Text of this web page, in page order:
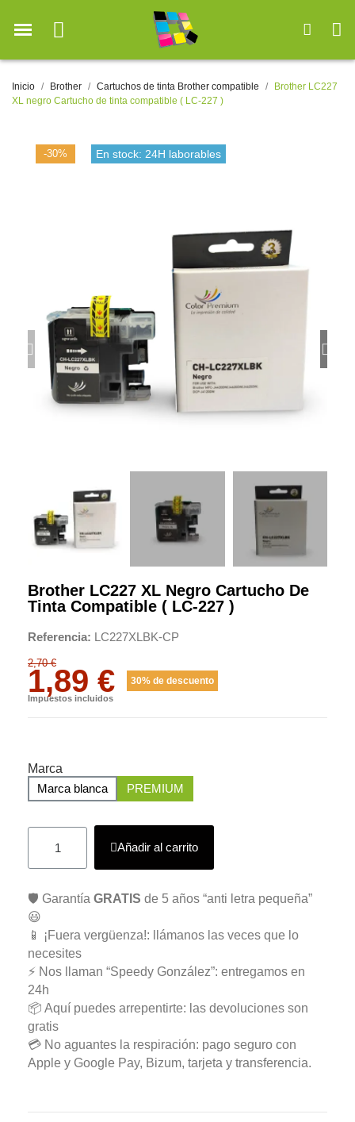
Inicio Brother Cartuchos de tinta Brother compatible
Brother LC227
XL negro Cartucho de tinta compatible ( LC-227 )
-30% En stock: 24H laborables
Brother LC227 XL Negro Cartucho De
Tinta Compatible ( LC-227 )
Referencia LC227XLBK-CP
2,70 €
1,89 € 30% de descuento
Impuestos incluidos
Marca
Marca blanca
PREMIUM
Añadir al carrito
🛡️ Garantía GRATIS de 5 años “anti letra pequeña”
😃
📱 ¡Fuera vergüenza!: llámanos las veces que lo
necesites
⚡ Nos llaman “Speedy González”: entregamos en
24h
📦 Aquí puedes arrepentirte: las devoluciones son
gratis
💳 No aguantes la respiración: pago seguro con
Apple y Google Pay, Bizum, tarjeta y transferencia.